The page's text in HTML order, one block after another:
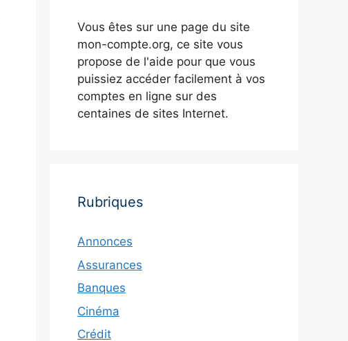
Vous êtes sur une page du site
mon-compte.org, ce site vous
propose de l'aide pour que vous
puissiez accéder facilement à vos
comptes en ligne sur des
centaines de sites Internet.
Rubriques
Annonces
Assurances
Banques
Cinéma
Crédit